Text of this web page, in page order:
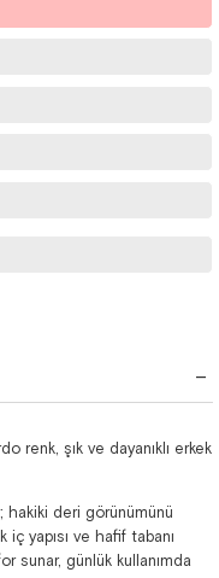
renk, şık ve dayanıklı erkek
hakiki deri görünümünü
yapısı ve hafif tabanı
sunar, günlük kullanımda